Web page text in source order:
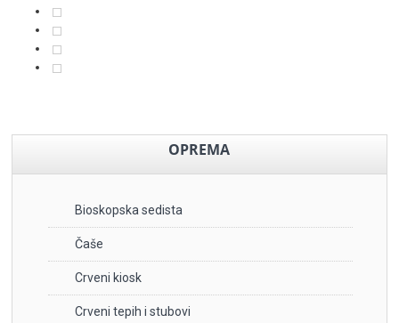
OPREMA
Bioskopska sedista
Čaše
Crveni kiosk
Crveni tepih i stubovi